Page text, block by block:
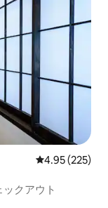
レビュー225
4.95 (225)
ックアウト